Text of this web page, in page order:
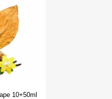
10+50ml